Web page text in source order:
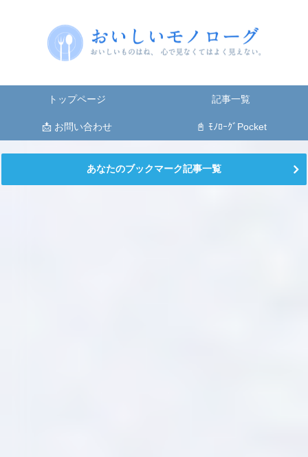
トップページ 記事一覧
📩 お問い合わせ 📓 ﾓﾉﾛｰｸﾞPocket
あなたのブックマーク記事一覧